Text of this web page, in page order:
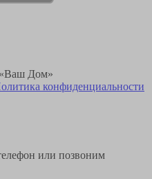
«Ваш Дом»
конфиденциальности
или позвоним